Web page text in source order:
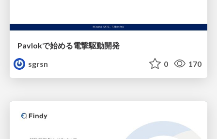
Pavlokで始める電撃駆動開発
sgrsn
0 170